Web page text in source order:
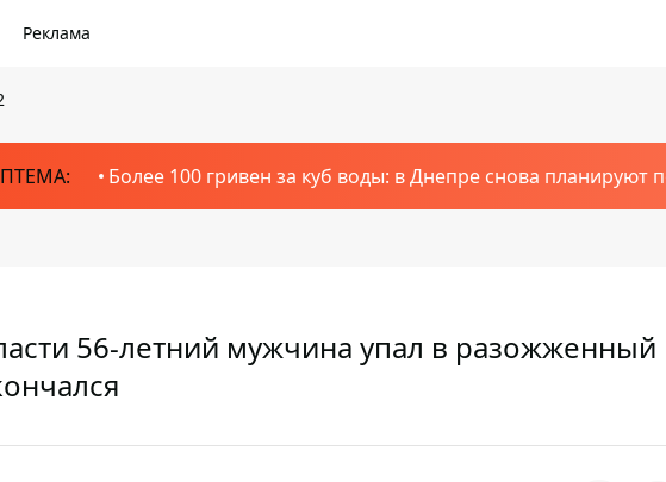
Реклама
Более 100 гривен за куб воды: в Днепре снова планируют
56-летний мужчина упал в разожженный